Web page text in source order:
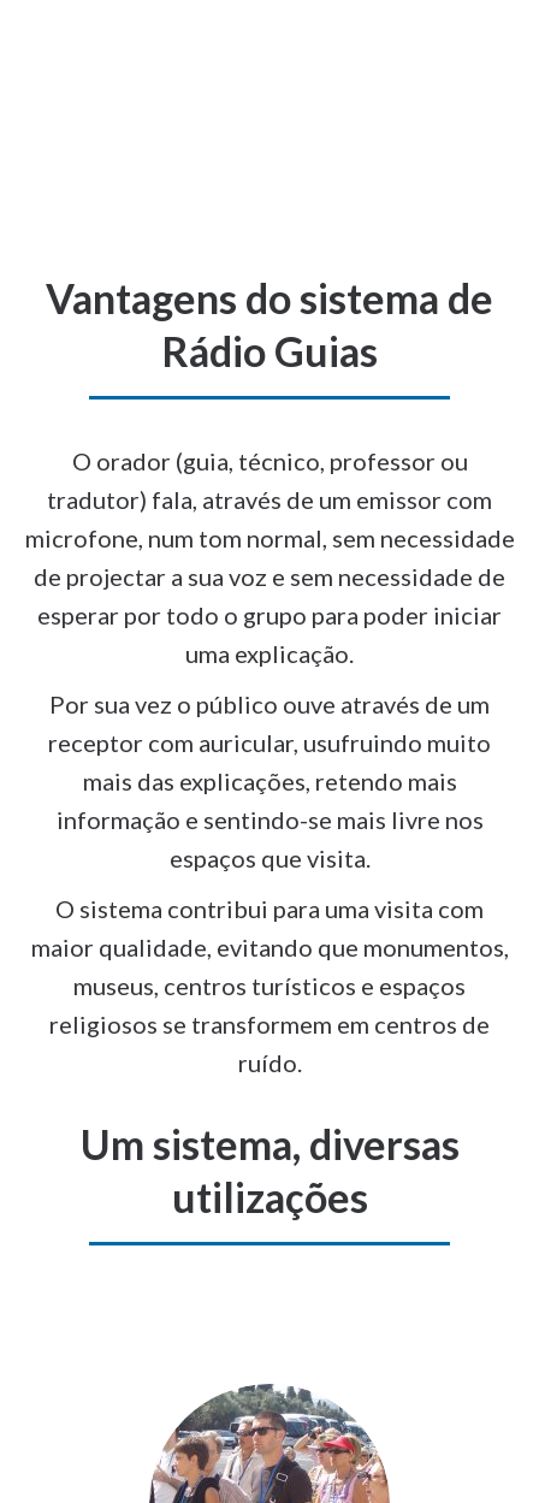
Vantagens do sistema de
Rádio Guias
O orador (guia, técnico, professor ou
tradutor) fala, através de um emissor com
microfone, num tom normal, sem necessidade
de projectar a sua voz e sem necessidade de
esperar por todo o grupo para poder iniciar
uma explicação.
Por sua vez o público ouve através de um
receptor com auricular, usufruindo muito
mais das explicações, retendo mais
informação e sentindo-se mais livre nos
espaços que visita.
O sistema contribui para uma visita com
maior qualidade, evitando que monumentos,
museus, centros turísticos e espaços
religiosos se transformem em centros de
ruído.
Um sistema, diversas
utilizações